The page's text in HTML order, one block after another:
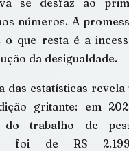
números. A
o que resta é a
da desigualdade.
das estatísticas revela
gritante: em
trabalho de
foi de R$